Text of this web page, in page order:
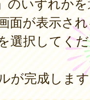
面が表示さ
選択してく
が完成しま